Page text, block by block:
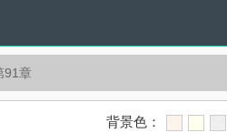
91章
背景色：